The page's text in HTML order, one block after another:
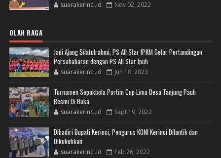
suarakerinci.id Nov 02, 2022
OLAH RAGA
Jadi Ajang Silatulrahmi, PS All Star IPKM Gelar Pertandingan
Persahabaran dengan PS All Star Ipuh
suarakerinci.id Jun 18, 2023
Turnamen Sepakbola Portim Cup Lima Desa Tanjung Pauh
Resmi Di Buka
suarakerinci.id Sept 19, 2022
Dihadiri Bupati Kerinci, Pengurus KONI Kerinci Dilantik dan
Dikukuhkan
suarakerinci.id Feb 26, 2022